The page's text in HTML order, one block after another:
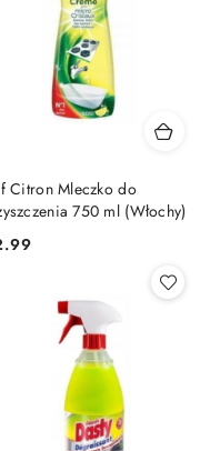
Citron Mleczko do
750 ml (Włochy)